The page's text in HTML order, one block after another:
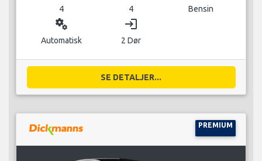
4 4 Bensin
miscellaneous_services
Automatisk
login
2 Dør
SE DETALJER...
PREMIUM